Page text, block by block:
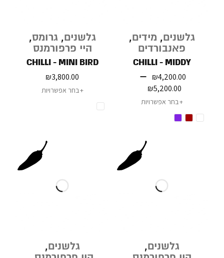
גלשנים, מידים,
פאנבורדים
CHILLI - MIDDY
₪4,200.00
–
₪5,200.00
בחר אפשרויות
גלשנים, גרומס,
היי פרפורמנס
CHILLI - MINI BIRD
₪3,800.00
בחר אפשרויות
גלשנים,
גלשנים,